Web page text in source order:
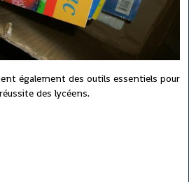
également des outils essentiels pour
des lycéens.